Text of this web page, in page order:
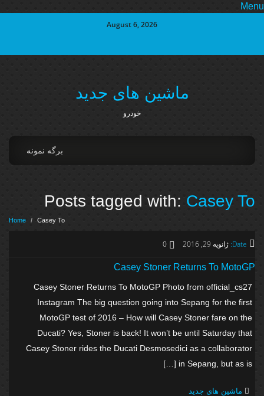
August 6, 2026
ماشین های جدید
خودرو
برگه نمونه
Posts tagged with:Casey To
Home / Casey To
Date: ژانویه 29, 2016 0
Casey Stoner Returns To MotoGP
Casey Stoner Returns To MotoGP Photo from official_cs27
Instagram The big question going into Sepang for the first
MotoGP test of 2016 – How will Casey Stoner fare on the
Ducati? Yes, Stoner is back! It won’t be until Saturday that
Casey Stoner rides the Ducati Desmosedici as a collaborator
in Sepang, but as is […]
ماشین های جدید